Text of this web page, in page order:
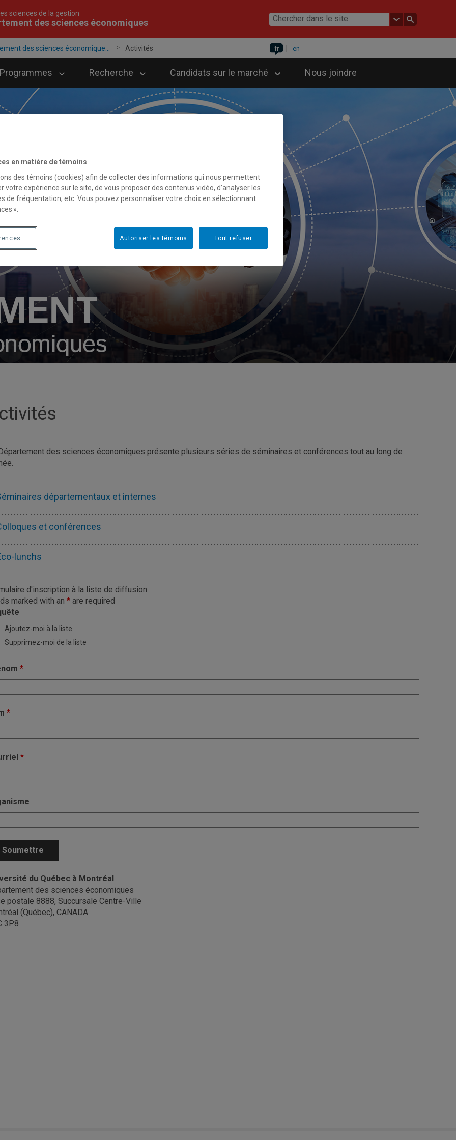
sciences de la gestion
des sciences économiques
des sciences économique... Activités fr en
Programmes Recherche Candidats sur le marché Nous joindre
des sciences économiques présente plusieurs séries de séminaires et conférences tout au long de
départementaux et internes
et conférences
lunchs
d'inscription à la liste de diffusion
marked with an * are required
Ajoutez-moi à la liste
Supprimez-moi de la liste
*
*
*
du Québec à Montréal
des sciences économiques
postale 8888, Succursale Centre-Ville
(Québec), CANADA
3P8
en matière de témoins
des témoins (cookies) afin de collecter des informations qui nous permettent
votre expérience sur le site, de vous proposer des contenus vidéo, d’analyser les
de fréquentation, etc. Vous pouvez personnaliser votre choix en sélectionnant
».
Tout refuser
Autoriser les témoins